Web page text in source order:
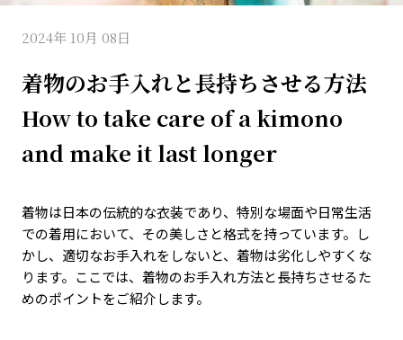
2024年 10月 08日
着物のお手入れと長持ちさせる方法
How to take care of a kimono
and make it last longer
着物は日本の伝統的な衣装であり、特別な場面や日常生活
での着用において、その美しさと格式を持っています。し
かし、適切なお手入れをしないと、着物は劣化しやすくな
ります。ここでは、着物のお手入れ方法と長持ちさせるた
めのポイントをご紹介します。